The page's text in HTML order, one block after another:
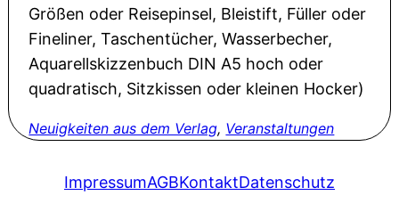
Größen oder Reisepinsel, Bleistift, Füller oder
Fineliner, Taschentücher, Wasserbecher,
Aquarellskizzenbuch DIN A5 hoch oder
quadratisch, Sitzkissen oder kleinen Hocker)
Neuigkeiten aus dem Verlag, Veranstaltungen
ImpressumAGBKontaktDatenschutz